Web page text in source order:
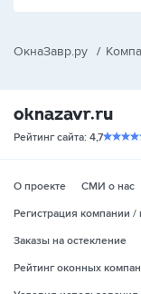
ОкнаЗавр.ру /
Рейтинг сайта: 4,7
О проекте СМИ о нас
Регистрация компании /
Заказы на остекление
Рейтинг оконных